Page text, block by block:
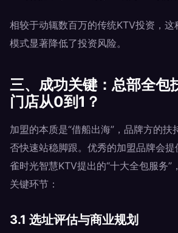
相较于动辄数百万的传统KTV投资，这
模式显著降低了投资风险。
三、成功关键：总部全包
门店从0到1？
加盟的本质是“借船出海”，品牌方的扶
否快速站稳脚跟。优秀的加盟品牌会提
雀时光智慧KTV提出的“十大全包服务”
关键环节：
3.1 选址评估与商业规划